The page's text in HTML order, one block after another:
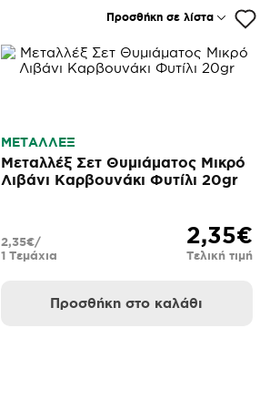
Προσθήκη σε λίστα
ΜΕΤΑΛΛΕΞ
Μεταλλέξ Σετ Θυμιάματος Μικρό
Λιβάνι Καρβουνάκι Φυτίλι 20gr
2,35€
Τελική τιμή
1 Τεμάχια
2,35€/
Προσθήκη στο καλάθι